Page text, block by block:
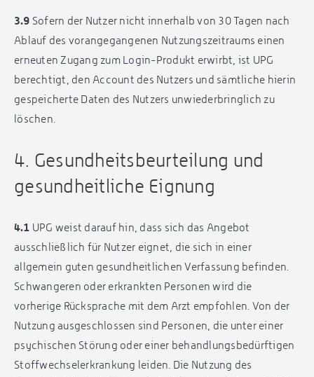
3.9 Sofern der Nutzer nicht innerhalb von 30 Tagen nach
Ablauf des vorangegangenen Nutzungszeitraums einen
erneuten Zugang zum Login-Produkt erwirbt, ist UPG
berechtigt, den Account des Nutzers und sämtliche hierin
gespeicherte Daten des Nutzers unwiederbringlich zu
löschen.
4. Gesundheitsbeurteilung und
gesundheitliche Eignung
4.1 UPG weist darauf hin, dass sich das Angebot
ausschließlich für Nutzer eignet, die sich in einer
allgemein guten gesundheitlichen Verfassung befinden.
Schwangeren oder erkrankten Personen wird die
vorherige Rücksprache mit dem Arzt empfohlen. Von der
Nutzung ausgeschlossen sind Personen, die unter einer
psychischen Störung oder einer behandlungsbedürftigen
Stoffwechselerkrankung leiden. Die Nutzung des